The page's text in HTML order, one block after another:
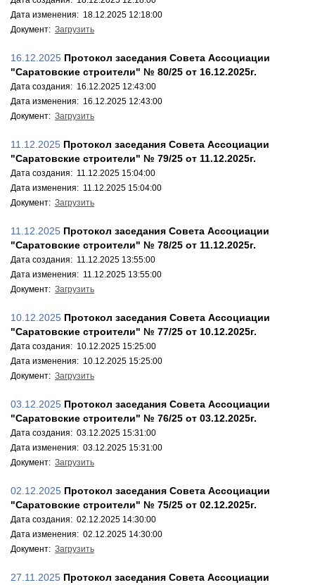
Дата изменения: 18.12.2025 12:18:00
Документ: Загрузить
16.12.2025 Протокол заседания Совета Ассоциации
"Саратовские строители" № 80/25 от 16.12.2025г.
Дата создания: 16.12.2025 12:43:00
Дата изменения: 16.12.2025 12:43:00
Документ: Загрузить
11.12.2025 Протокол заседания Совета Ассоциации
"Саратовские строители" № 79/25 от 11.12.2025г.
Дата создания: 11.12.2025 15:04:00
Дата изменения: 11.12.2025 15:04:00
Документ: Загрузить
11.12.2025 Протокол заседания Совета Ассоциации
"Саратовские строители" № 78/25 от 11.12.2025г.
Дата создания: 11.12.2025 13:55:00
Дата изменения: 11.12.2025 13:55:00
Документ: Загрузить
10.12.2025 Протокол заседания Совета Ассоциации
"Саратовские строители" № 77/25 от 10.12.2025г.
Дата создания: 10.12.2025 15:25:00
Дата изменения: 10.12.2025 15:25:00
Документ: Загрузить
03.12.2025 Протокол заседания Совета Ассоциации
"Саратовские строители" № 76/25 от 03.12.2025г.
Дата создания: 03.12.2025 15:31:00
Дата изменения: 03.12.2025 15:31:00
Документ: Загрузить
02.12.2025 Протокол заседания Совета Ассоциации
"Саратовские строители" № 75/25 от 02.12.2025г.
Дата создания: 02.12.2025 14:30:00
Дата изменения: 02.12.2025 14:30:00
Документ: Загрузить
27.11.2025 Протокол заседания Совета Ассоциации